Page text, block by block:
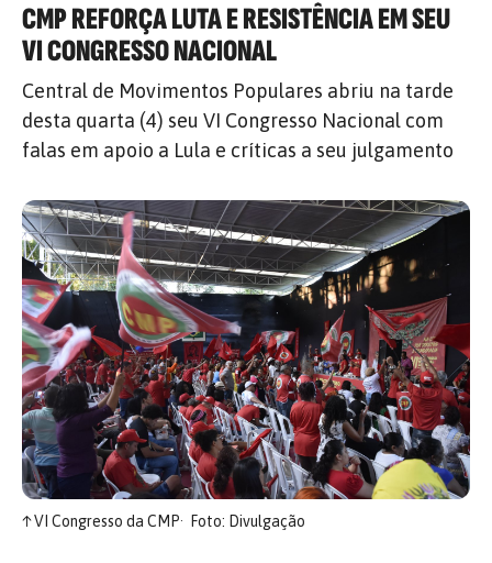
CMP REFORÇA LUTA E RESISTÊNCIA EM SEU
VI CONGRESSO NACIONAL
Central de Movimentos Populares abriu na tarde
desta quarta (4) seu VI Congresso Nacional com
falas em apoio a Lula e críticas a seu julgamento
↑VI Congresso da CMP Foto: Divulgação